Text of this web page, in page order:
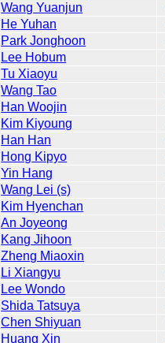
Wang Yuanjun
He Yuhan
Park Jonghoon
Lee Hobum
Tu Xiaoyu
Wang Tao
Han Woojin
Kim Kiyoung
Han Han
Hong Kipyo
Yin Hang
Wang Lei (s)
Kim Hyenchan
An Joyeong
Kang Jihoon
Zheng Miaoxin
Li Xiangyu
Lee Wondo
Shida Tatsuya
Chen Shiyuan
Huang Xin